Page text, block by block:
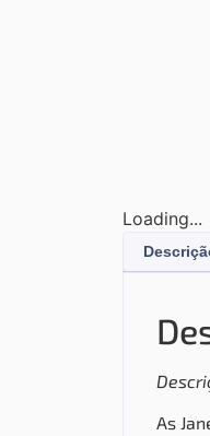
Loading...
As